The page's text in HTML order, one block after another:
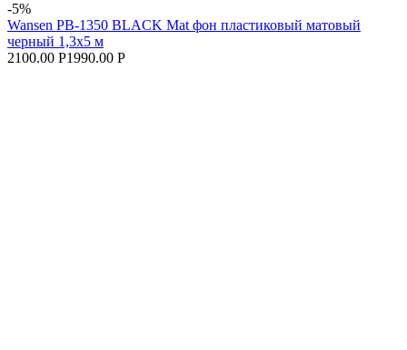
-5%
Wansen PB-1350 BLACK Mat фон пластиковый матовый
черный 1,3х5 м
2100.00 Р1990.00 Р